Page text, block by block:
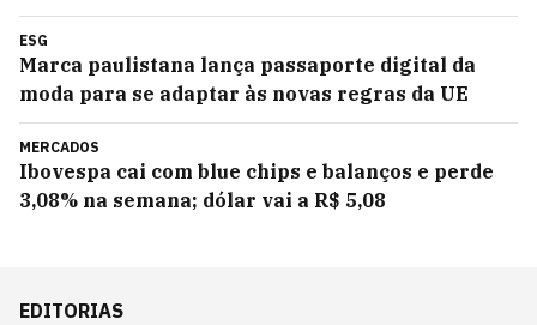
ESG
Marca paulistana lança passaporte digital da
moda para se adaptar às novas regras da UE
MERCADOS
Ibovespa cai com blue chips e balanços e perde
3,08% na semana; dólar vai a R$ 5,08
EDITORIAS